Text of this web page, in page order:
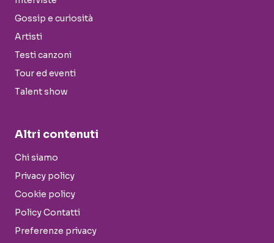
Gossip e curiosità
Artisti
Testi canzoni
Tour ed eventi
Talent show
Altri contenuti
Chi siamo
Privacy policy
Cookie policy
Policy Contatti
Preferenze privacy